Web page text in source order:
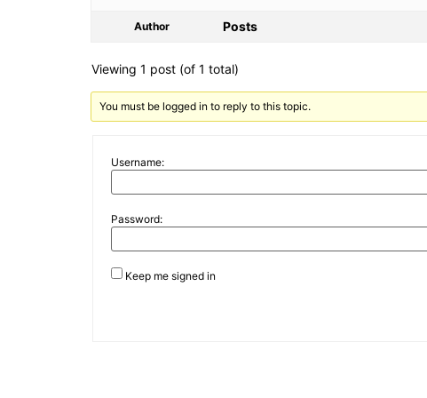
Author Posts
Viewing 1 post (of 1 total)
You must be logged in to reply to this topic.
Username:
Password:
Keep me signed in